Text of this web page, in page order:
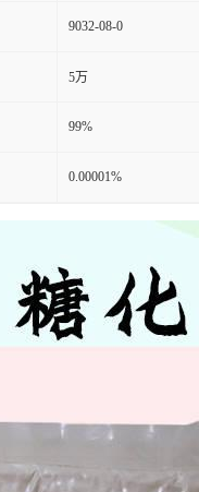
9032-08-0
5万
99%
0.00001%